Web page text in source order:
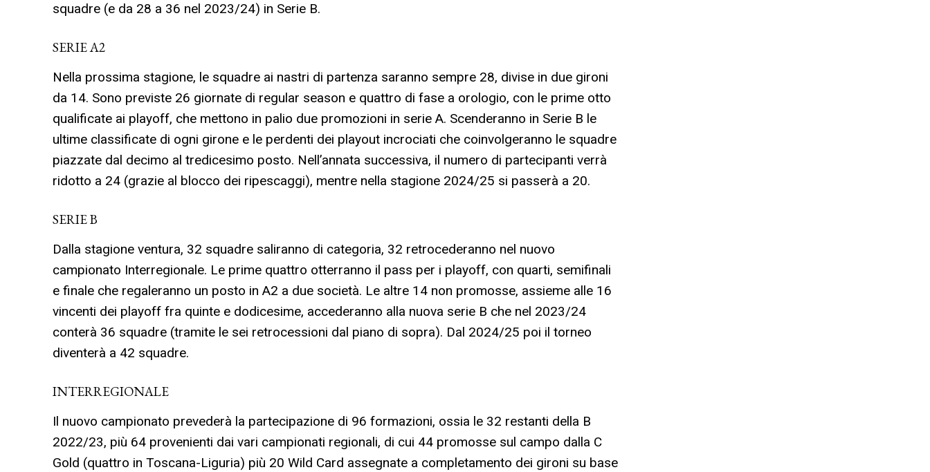
squadre (e da 28 a 36 nel 2023/24) in Serie B.
SERIE A2
Nella prossima stagione, le squadre ai nastri di partenza saranno sempre 28, divise in due gironi
da 14. Sono previste 26 giornate di regular season e quattro di fase a orologio, con le prime otto
qualificate ai playoff, che mettono in palio due promozioni in serie A. Scenderanno in Serie B le
ultime classificate di ogni girone e le perdenti dei playout incrociati che coinvolgeranno le squadre
piazzate dal decimo al tredicesimo posto. Nell’annata successiva, il numero di partecipanti verrà
ridotto a 24 (grazie al blocco dei ripescaggi), mentre nella stagione 2024/25 si passerà a 20.
SERIE B
Dalla stagione ventura, 32 squadre saliranno di categoria, 32 retrocederanno nel nuovo
campionato Interregionale. Le prime quattro otterranno il pass per i playoff, con quarti, semifinali
e finale che regaleranno un posto in A2 a due società. Le altre 14 non promosse, assieme alle 16
vincenti dei playoff fra quinte e dodicesime, accederanno alla nuova serie B che nel 2023/24
conterà 36 squadre (tramite le sei retrocessioni dal piano di sopra). Dal 2024/25 poi il torneo
diventerà a 42 squadre.
INTERREGIONALE
Il nuovo campionato prevederà la partecipazione di 96 formazioni, ossia le 32 restanti della B
2022/23, più 64 provenienti dai vari campionati regionali, di cui 44 promosse sul campo dalla C
Gold (quattro in Toscana-Liguria) più 20 Wild Card assegnate a completamento dei gironi su base